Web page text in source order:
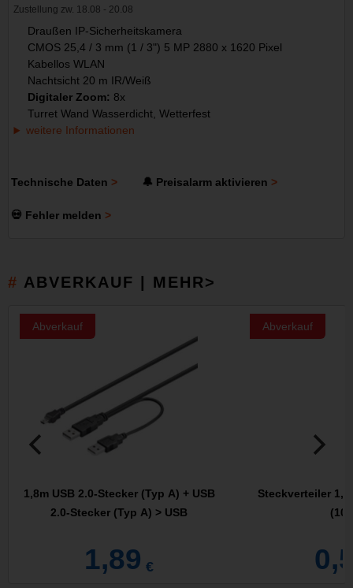
Zustellung zw. 18.08 - 20.08
Draußen IP-Sicherheitskamera
CMOS 25,4 / 3 mm (1 / 3") 5 MP 2880 x 1620 Pixel
Kabellos WLAN
Nachtsicht 20 m IR/Weiß
Digitaler Zoom: 8x
Turret Wand Wasserdicht, Wetterfest
weitere Informationen
Technische Daten 🔔 Preisalarm aktivieren
💀 Fehler melden
ABVERKAUF | MEHR>
Abverkauf
1,8m USB 2.0-Stecker (Typ A) + USB
2.0-Stecker (Typ A) > USB
1,89 €
Abverkauf
Steckverteiler 1,5
(10